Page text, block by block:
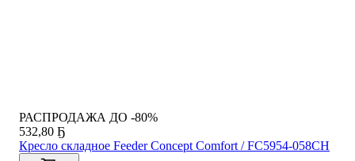
РАСПРОДАЖА ДО -80%
532,80 Ҕ
Кресло складное Feeder Concept Comfort / FC5954-058CH